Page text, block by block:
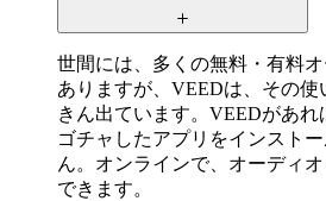
世間には、多くの無料・有料
ありますが、VEEDは、その
きん出ています。VEEDがあれ
ゴチャしたアプリをインスト
ん。オンラインで、オーディ
できます。